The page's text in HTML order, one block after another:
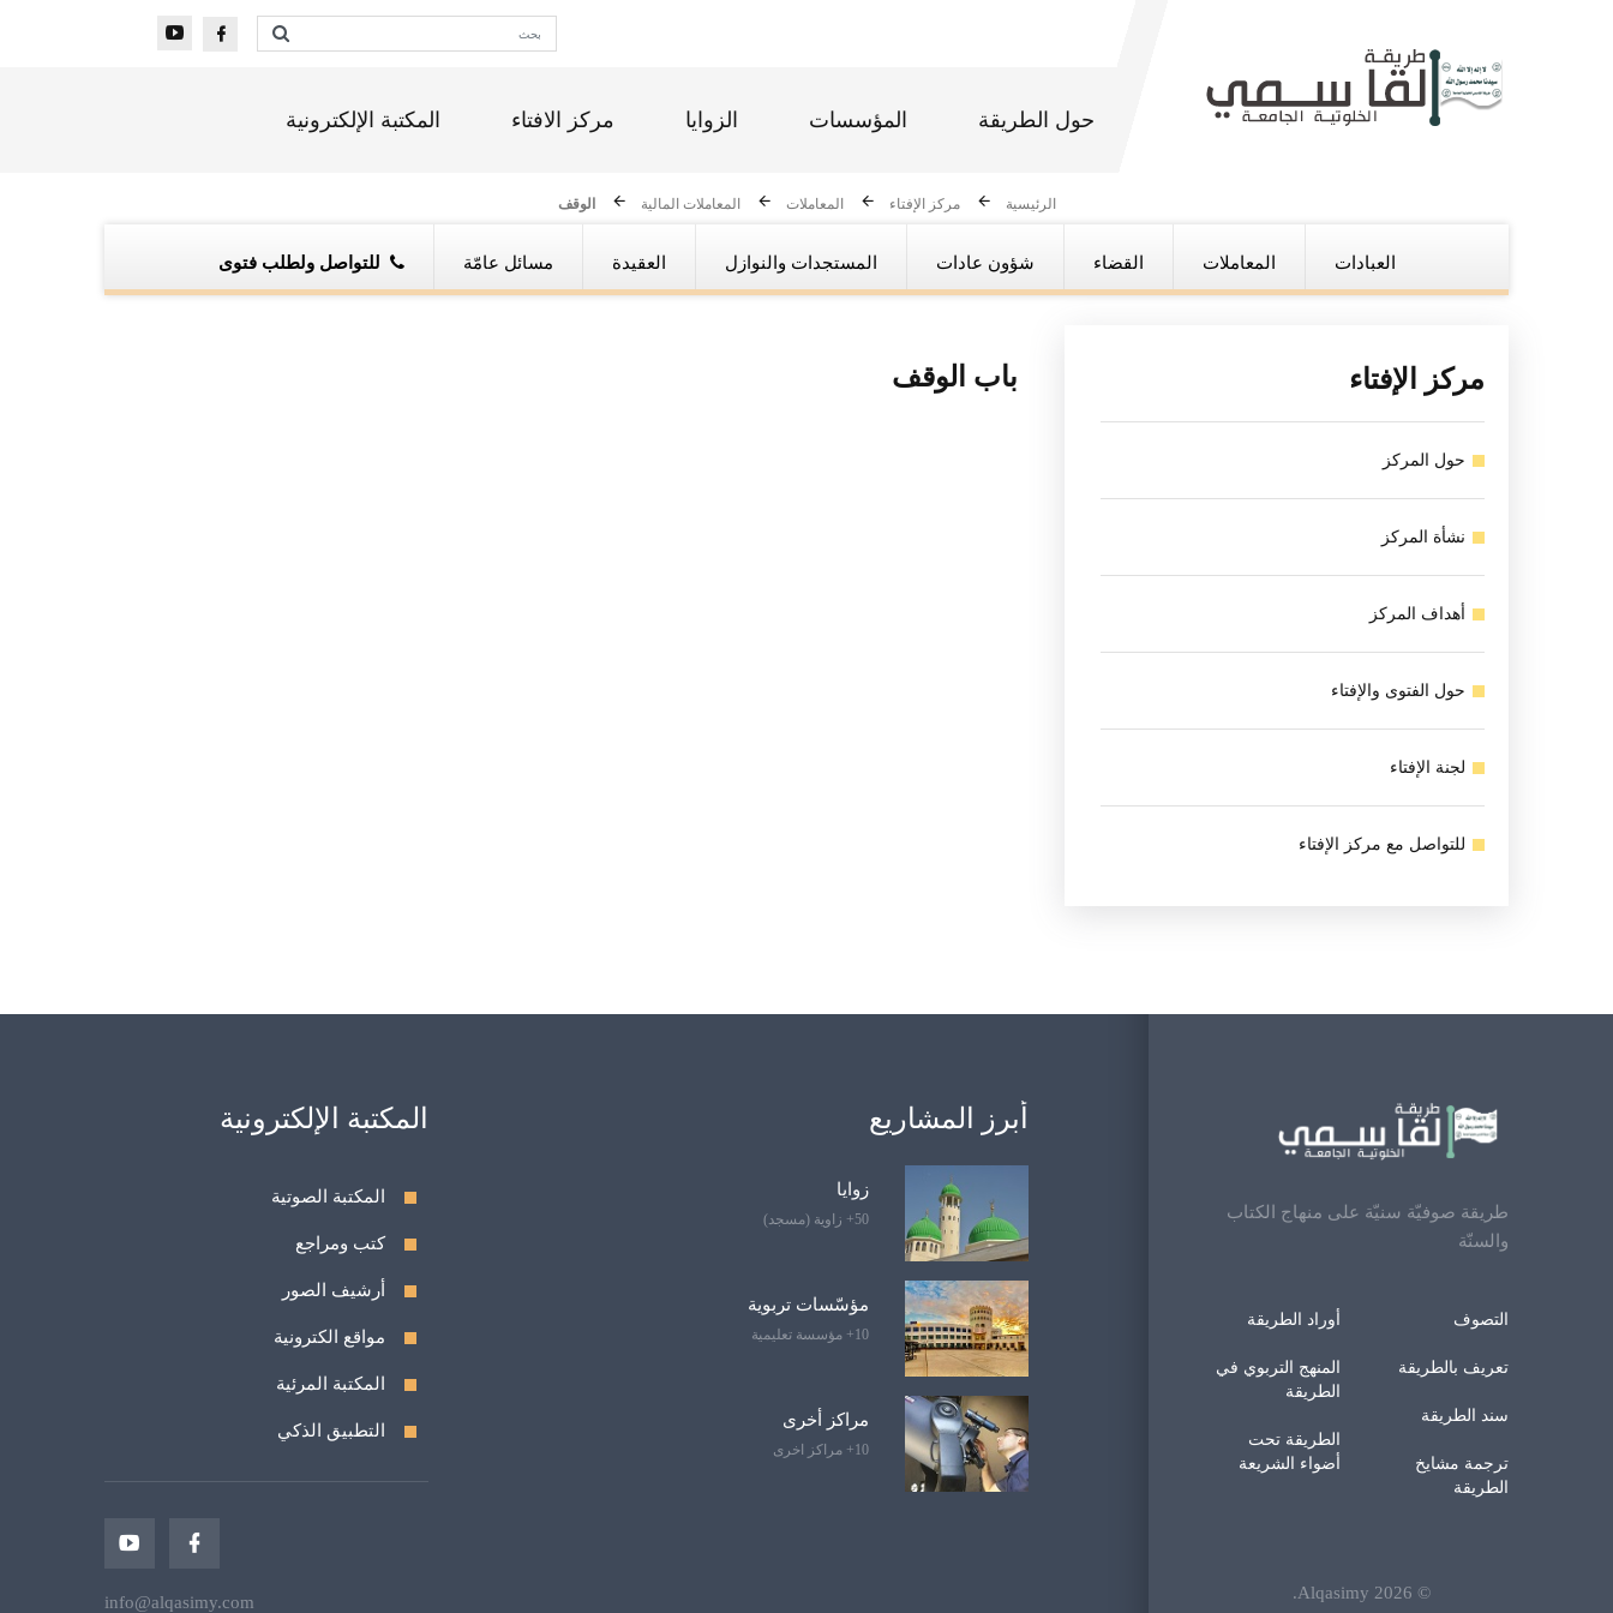
حول الطريقة المؤسسات الزوايا مركز الافتاء المكتبة الإلكترونية
الرئيسية مركز الإفتاء المعاملات المعاملات المالية الوقف
العبادات المعاملات القضاء شؤون عادات المستجدات والنوازل العقيدة مسائل عامّة للتواصل ولطلب فتوى
باب الوقف مركز الإفتاء
حول المركز
نشأة المركز
أهداف المركز
حول الفتوى والإفتاء
لجنة الإفتاء
للتواصل مع مركز الإفتاء
طريقة صوفيّة سنيّة على منهاج الكتاب
والسنّة
التصوف
تعريف بالطريقة
سند الطريقة
ترجمة مشايخ
الطريقة
أوراد الطريقة
المنهج التربوي في
الطريقة
الطريقة تحت
أضواء الشريعة
©
2026
Alqasimy
.
أبرز المشاريع
زوايا
50+ زاوية (مسجد)
مؤسّسات تربوية
10+ مؤسسة تعليمية
مراكز أخرى
10+ مراكز اخرى
المكتبة الإلكترونية
المكتبة الصوتية
كتب ومراجع
أرشيف الصور
مواقع الكترونية
المكتبة المرئية
التطبيق الذكي
info@alqasimy.com